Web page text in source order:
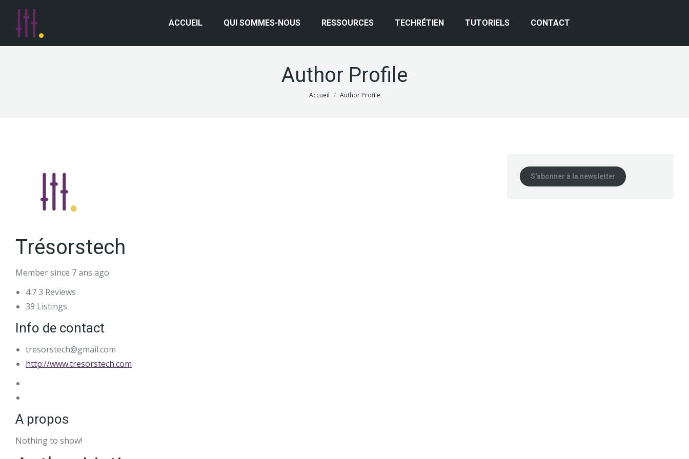
ACCUEIL QUI SOMMES-NOUS RESSOURCES TECHRÉTIEN TUTORIELS CONTACT
Author Profile
Vous êtes ici :
Accueil Author Profile
Trésorstech
Member since 7 ans ago
4.73 Reviews
39 Listings
Info de contact
tresorstech@gmail.com
http://www.tresorstech.com
A propos
Nothing to show!
S'abonner à la newsletter